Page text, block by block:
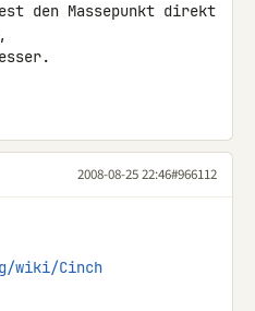
den Massepunkt direkt
2008-08-25 22:46#966112
wiki/Cinch